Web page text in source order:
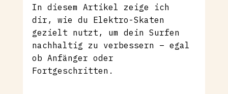
In diesem Artikel zeige ich
dir, wie du Elektro-Skaten
gezielt nutzt, um dein Surfen
nachhaltig zu verbessern – egal
ob Anfänger oder
Fortgeschritten.